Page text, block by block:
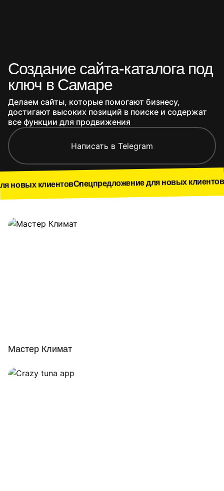
Создание сайта-каталога под
ключ в Самаре
Делаем сайты, которые помогают бизнесу,
достигают высоких позиций в поиске и содержат
все функции для продвижения
Написать в Telegram
Спецпредложение для новых клиентов
Наши работы
Мастер Климат